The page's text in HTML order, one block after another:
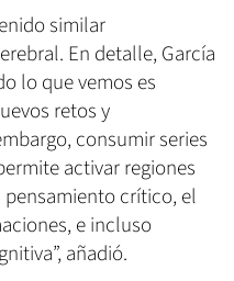
similar
En detalle, García
lo que vemos es
retos y
consumir series
activar regiones
crítico, el
e incluso
añadió.